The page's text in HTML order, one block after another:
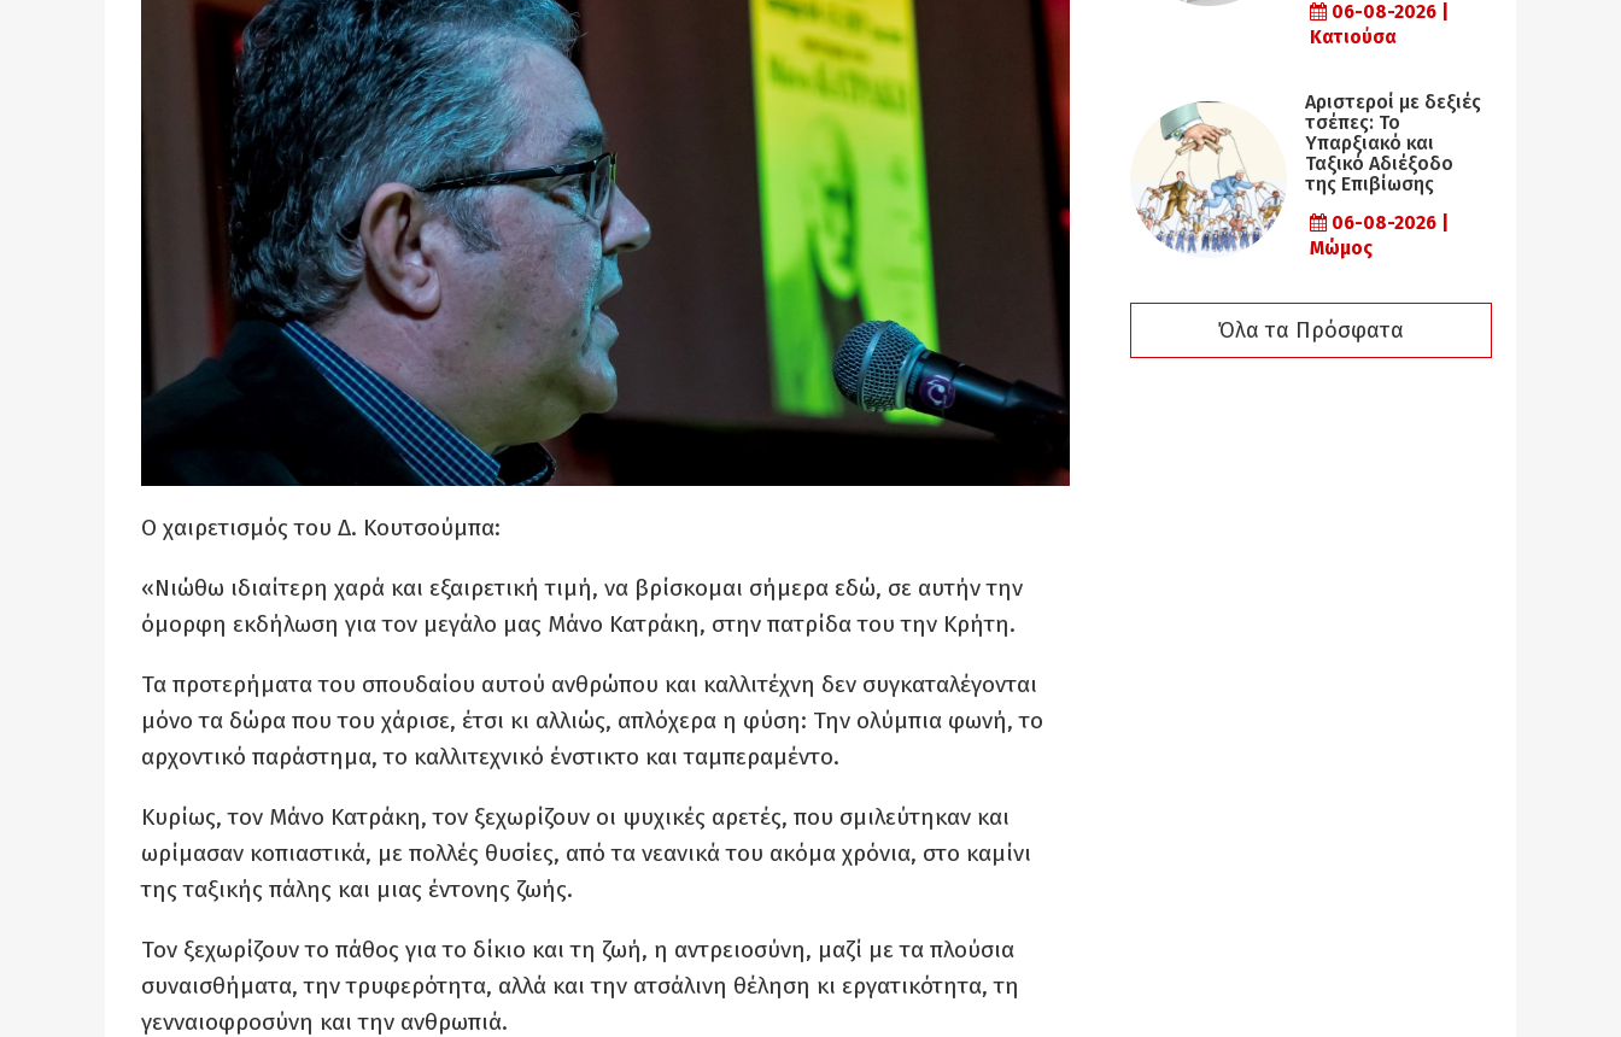
Ο χαιρετισμός του Δ. Κουτσούμπα:
«Νιώθω ιδιαίτερη χαρά και εξαιρετική τιμή, να βρίσκομαι σήμερα εδώ, σε αυτήν την
όμορφη εκδήλωση για τον μεγάλο μας Μάνο Κατράκη, στην πατρίδα του την Κρήτη.
Τα προτερήματα του σπουδαίου αυτού ανθρώπου και καλλιτέχνη δεν συγκαταλέγονται
μόνο τα δώρα που του χάρισε, έτσι κι αλλιώς, απλόχερα η φύση: Την ολύμπια φωνή, το
αρχοντικό παράστημα, το καλλιτεχνικό ένστικτο και ταμπεραμέντο.
Κυρίως, τον Μάνο Κατράκη, τον ξεχωρίζουν οι ψυχικές αρετές, που σμιλεύτηκαν και
ωρίμασαν κοπιαστικά, με πολλές θυσίες, από τα νεανικά του ακόμα χρόνια, στο καμίνι
της ταξικής πάλης και μιας έντονης ζωής.
Τον ξεχωρίζουν το πάθος για το δίκιο και τη ζωή, η αντρειοσύνη, μαζί με τα πλούσια
συναισθήματα, την τρυφερότητα, αλλά και την ατσάλινη θέληση κι εργατικότητα, τη
γενναιοφροσύνη και την ανθρωπιά.
06-08-2026 |
Κατιούσα
Αριστεροί με δεξιές
τσέπες: Το
Υπαρξιακό και
Ταξικό Αδιέξοδο
της Επιβίωσης
06-08-2026 |
Μώμος
Όλα τα Πρόσφατα